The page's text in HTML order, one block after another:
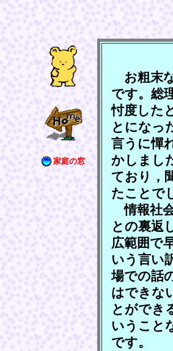
家庭の窓
お粗末
です。総
忖度した
とになっ
言うに憚
かしまし
ており，
たことで
情報社
との裏返
広範囲で
いう言い
場での話
はできな
とができ
いうこと
です。